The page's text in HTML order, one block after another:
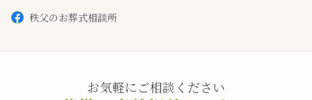
秩父のお葬式相談所
お気軽にご相談ください